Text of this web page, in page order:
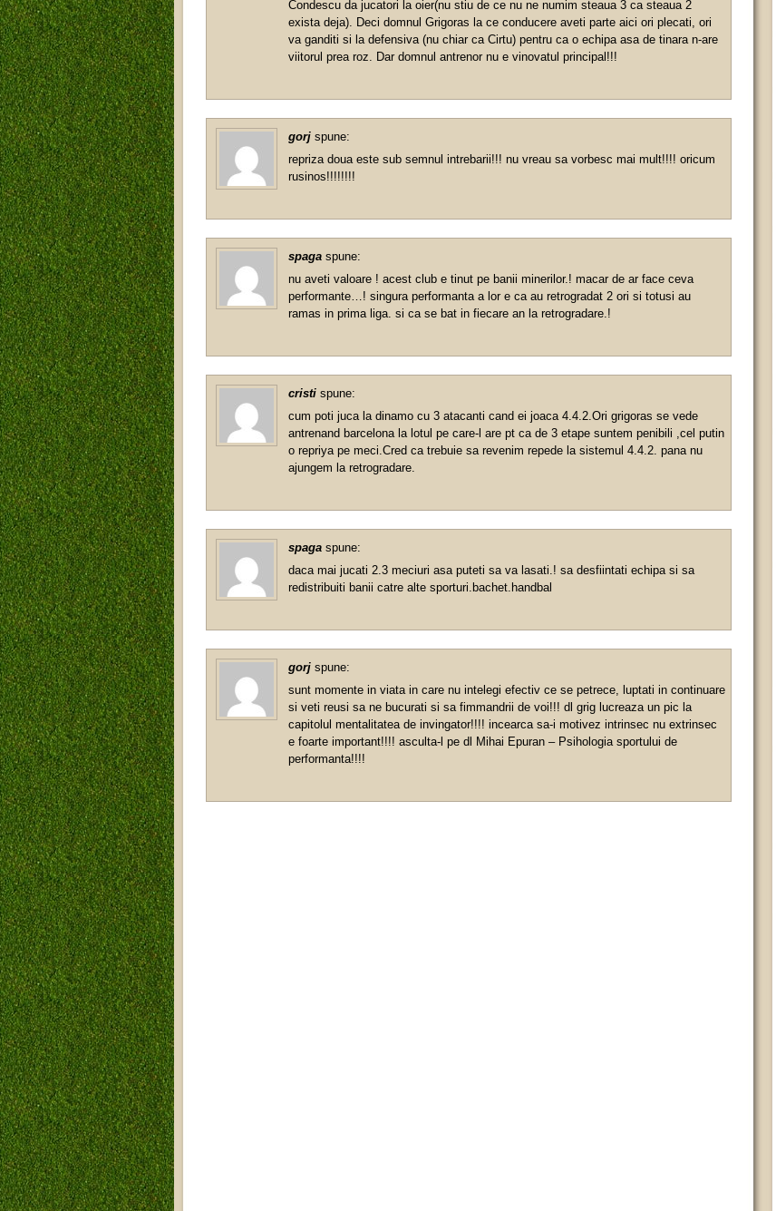
Condescu da jucatori la oier(nu stiu de ce nu ne numim steaua 3 ca steaua 2
exista deja). Deci domnul Grigoras la ce conducere aveti parte aici ori plecati, ori
va ganditi si la defensiva (nu chiar ca Cirtu) pentru ca o echipa asa de tinara n-are
viitorul prea roz. Dar domnul antrenor nu e vinovatul principal!!!
gorj spune:
repriza doua este sub semnul intrebarii!!! nu vreau sa vorbesc mai mult!!!! oricum
rusinos!!!!!!!!
spaga spune:
nu aveti valoare ! acest club e tinut pe banii minerilor.! macar de ar face ceva
performante…! singura performanta a lor e ca au retrogradat 2 ori si totusi au
ramas in prima liga. si ca se bat in fiecare an la retrogradare.!
cristi spune:
cum poti juca la dinamo cu 3 atacanti cand ei joaca 4.4.2.Ori grigoras se vede
antrenand barcelona la lotul pe care-l are pt ca de 3 etape suntem penibili ,cel putin
o repriya pe meci.Cred ca trebuie sa revenim repede la sistemul 4.4.2. pana nu
ajungem la retrogradare.
spaga spune:
daca mai jucati 2.3 meciuri asa puteti sa va lasati.! sa desfiintati echipa si sa
redistribuiti banii catre alte sporturi.bachet.handbal
gorj spune:
sunt momente in viata in care nu intelegi efectiv ce se petrece, luptati in continuare
si veti reusi sa ne bucurati si sa fimmandrii de voi!!! dl grig lucreaza un pic la
capitolul mentalitatea de invingator!!!! incearca sa-i motivez intrinsec nu extrinsec
e foarte important!!!! asculta-l pe dl Mihai Epuran – Psihologia sportului de
performanta!!!!